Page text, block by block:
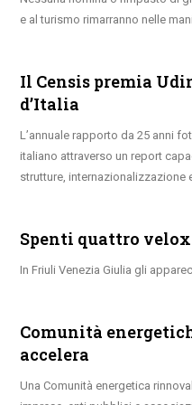
e al turismo rimarranno nelle
Il Censis premia
d’Italia
L’annuale rapporto da 25 anni
italiano attraverso un report
strutture, internazionalizzazione
Spenti quattro
In Friuli Venezia Giulia gli
Comunità
accelera
Una Comunità energetica